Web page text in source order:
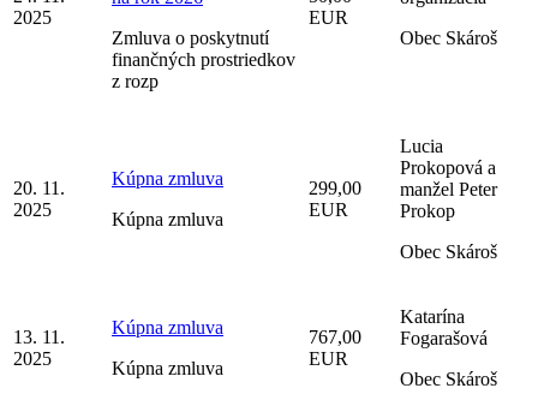
2025
Zmluva o poskytnutí
finančných prostriedkov
z rozp
EUR
Obec Skároš
20. 11.
2025
Kúpna zmluva
Kúpna zmluva
299,00
EUR
Lucia
Prokopová a
manžel Peter
Prokop
Obec Skároš
13. 11.
2025
Kúpna zmluva
Kúpna zmluva
767,00
EUR
Katarína
Fogarašová
Obec Skároš